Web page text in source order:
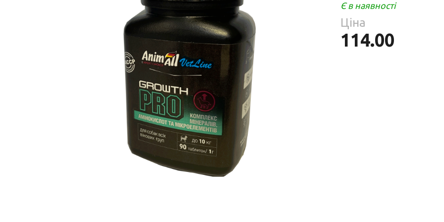
Крупи
Соуси
Консервація
Східна кухня
Харчові
інгредієнти
Рослинна олія
Борошно та
висівки
набори
Є в наявності
Ціна
114.00